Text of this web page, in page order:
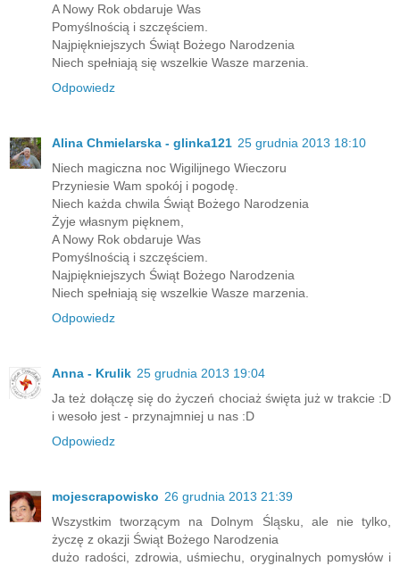
A Nowy Rok obdaruje Was
Pomyślnością i szczęściem.
Najpiękniejszych Świąt Bożego Narodzenia
Niech spełniają się wszelkie Wasze marzenia.
Odpowiedz
Alina Chmielarska - glinka121 25 grudnia 2013 18:10
Niech magiczna noc Wigilijnego Wieczoru
Przyniesie Wam spokój i pogodę.
Niech każda chwila Świąt Bożego Narodzenia
Żyje własnym pięknem,
A Nowy Rok obdaruje Was
Pomyślnością i szczęściem.
Najpiękniejszych Świąt Bożego Narodzenia
Niech spełniają się wszelkie Wasze marzenia.
Odpowiedz
Anna - Krulik 25 grudnia 2013 19:04
Ja też dołączę się do życzeń chociaż święta już w trakcie :D
i wesoło jest - przynajmniej u nas :D
Odpowiedz
mojescrapowisko 26 grudnia 2013 21:39
Wszystkim tworzącym na Dolnym Śląsku, ale nie tylko,
życzę z okazji Świąt Bożego Narodzenia
dużo radości, zdrowia, uśmiechu, oryginalnych pomysłów i